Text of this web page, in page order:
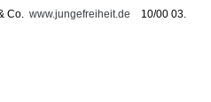
Co. www.jungefreiheit.de 10/00 03.